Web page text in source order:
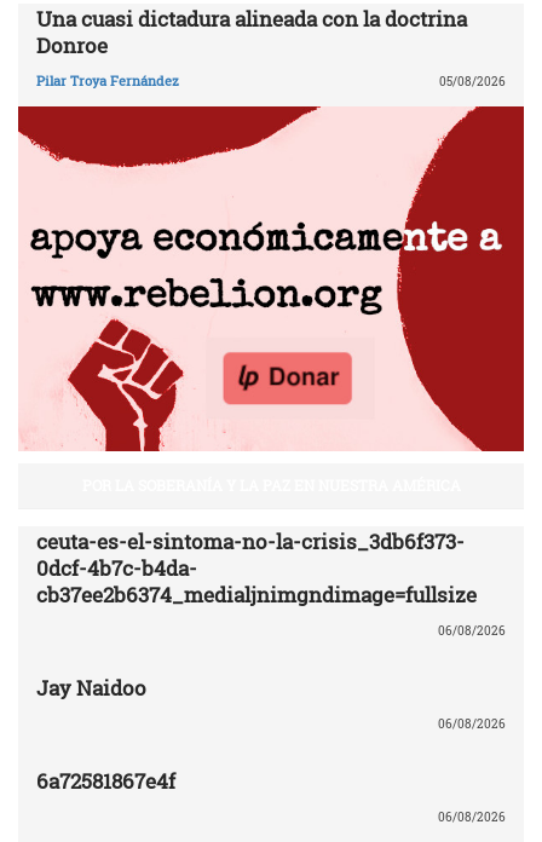
Una cuasi dictadura alineada con la doctrina
Donroe
Pilar Troya Fernández 05/08/2026
ceuta-es-el-sintoma-no-la-crisis_3db6f373-
0dcf-4b7c-b4da-
cb37ee2b6374_medialjnimgndimage=fullsize
06/08/2026
Jay Naidoo
06/08/2026
6a72581867e4f
06/08/2026